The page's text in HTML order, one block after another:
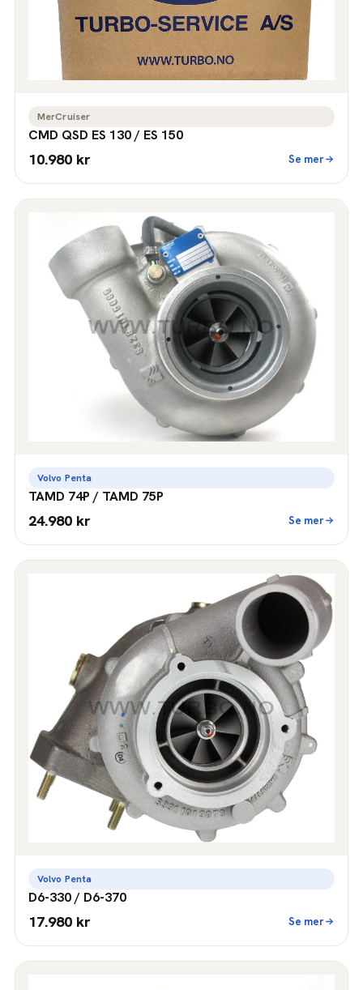
MerCruiser
CMD QSD ES 130 / ES 150
10.980 kr Se mer
Volvo Penta
TAMD 74P / TAMD 75P
24.980 kr Se mer
Volvo Penta
D6-330 / D6-370
17.980 kr Se mer